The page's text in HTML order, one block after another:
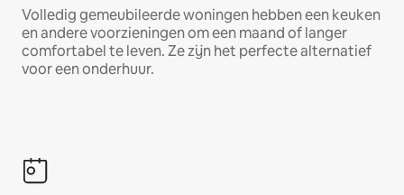
Volledig gemeubileerde woningen hebben een keuken
en andere voorzieningen om een maand of langer
comfortabel te leven. Ze zijn het perfecte alternatief
voor een onderhuur.